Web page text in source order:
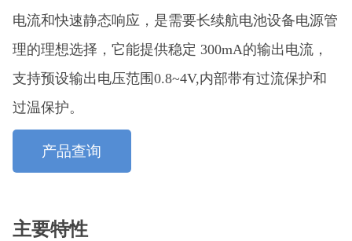
电流和快速静态响应，是需要长续航电池设备电源管
理的理想选择，它能提供稳定 300mA的输出电流，
支持预设输出电压范围0.8~4V,内部带有过流保护和
过温保护。
产品查询
主要特性